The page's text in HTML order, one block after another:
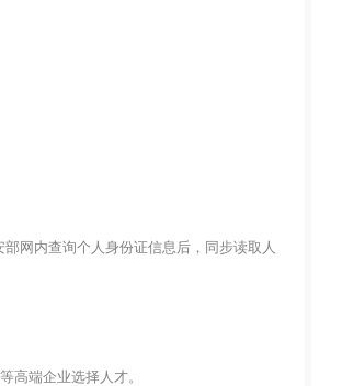
网内查询个人身份证信息后，同步读取人
高端企业选择人才。